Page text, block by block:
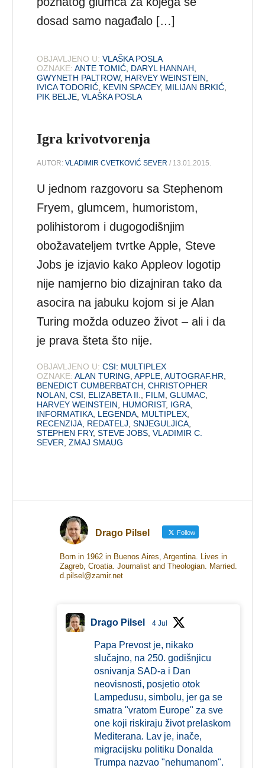
dosad samo nagađalo […]
OBJAVLJENO U: VLAŠKA POSLA
OZNAKE: ANTE TOMIĆ DARYL HANNAH
GWYNETH PALTROW, HARVEY WEINSTEIN
IVICA TODORIĆ KEVIN SPACEY, MILIJAN BRKIĆ
PIK BELJE ,VLAŠKA POSLA
Igra krivotvorenja
AUTOR:VLADIMIR CVETKOVIĆ SEVER / 13.01.2015.
U jednom razgovoru sa Stephenom
Fryem, glumcem, humoristom,
polihistorom i dugogodišnjim
obožavateljem tvrtke Apple, Steve
Jobs je izjavio kako Appleov logotip
nije namjerno bio dizajniran tako da
asocira na jabuku kojom si je Alan
Turing možda oduzeo život – ali i da
je prava šteta što nije.
OBJAVLJENO U: CSI: MULTIPLEX
OZNAKE: ALAN TURING ,APPLE ,AUTOGRAF.HR
BENEDICT CUMBERBATCH ,CHRISTOPHER
NOLAN ,CSI ELIZABETA II. FILM ,GLUMAC
HARVEY WEINSTEIN
HUMORIST, IGRA
INFORMATIKA LEGENDA MULTIPLEX
RECENZIJA REDATELJ ,SNJEGULJICA
STEPHEN FRY,STEVE JOBS ,VLADIMIR C.
SEVER ,ZMAJ SMAUG
Drago Pilsel Follow
Born in 1962 in Buenos Aires, Argentina. Lives in
Zagreb, Croatia. Journalist and Theologian. Married.
d.pilsel@zamir.net
Drago Pilsel 4 Jul
Papa Prevost je, nikako
slučajno, na 250. godišnjicu
osnivanja SAD-a i Dan
neovisnosti, posjetio otok
Lampedusu, simbolu, jer ga se
smatra "vratom Europe" za sve
one koji riskiraju život prelaskom
Mediterana. Lav je, inače,
migracijsku politiku Donalda
Trumpa nazvao "nehumanom".